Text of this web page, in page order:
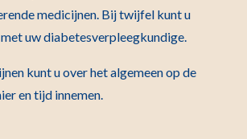
medicijnen. Bij twijfel kunt u
uw diabetesverpleegkundige.
kunt u over het algemeen op de
en tijd innemen.